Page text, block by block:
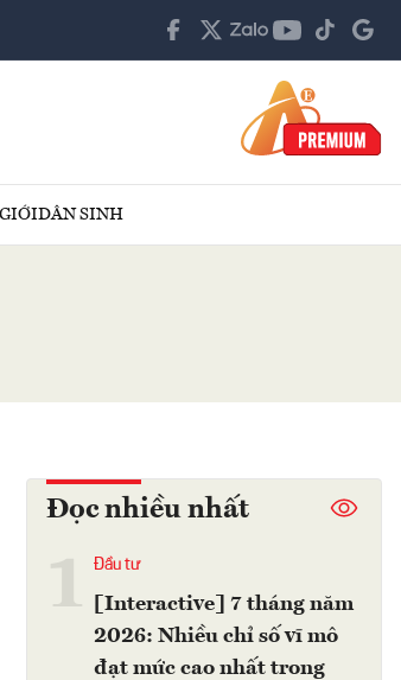
DÂN SINH
Đọc nhiều nhất
Đầu tư
[Interactive] 7 tháng năm
2026: Nhiều chỉ số vĩ mô
đạt mức cao nhất trong